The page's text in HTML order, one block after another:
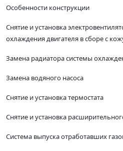
Особенности конструкции
Снятие и установка
охлаждения двигателя в сборе с
Замена радиатора системы
Замена водяного насоса
Снятие и установка термостата
Снятие и установка
Система выпуска отработавших